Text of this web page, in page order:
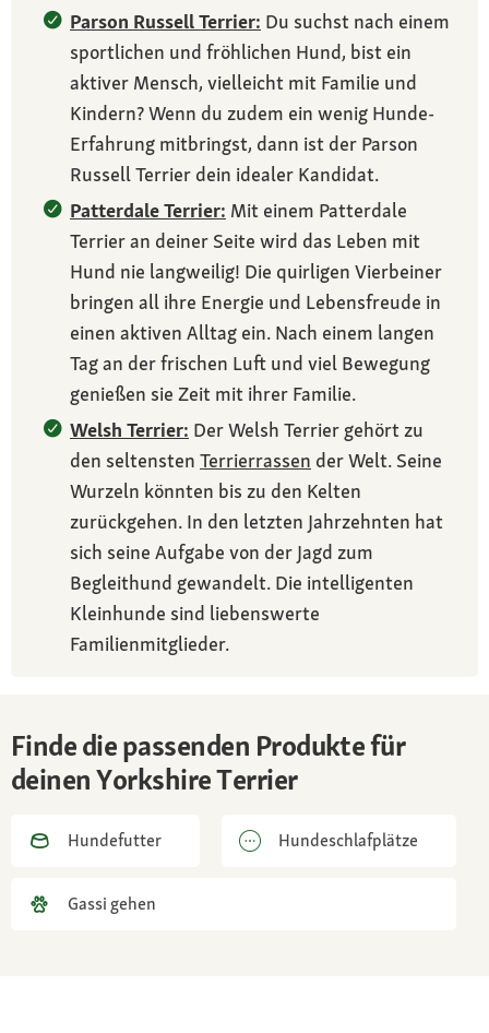
Parson Russell Terrier: Du suchst nach einem
sportlichen und fröhlichen Hund, bist ein
aktiver Mensch, vielleicht mit Familie und
Kindern? Wenn du zudem ein wenig Hunde-
Erfahrung mitbringst, dann ist der Parson
Russell Terrier dein idealer Kandidat.
Patterdale Terrier: Mit einem Patterdale
Terrier an deiner Seite wird das Leben mit
Hund nie langweilig! Die quirligen Vierbeiner
bringen all ihre Energie und Lebensfreude in
einen aktiven Alltag ein. Nach einem langen
Tag an der frischen Luft und viel Bewegung
genießen sie Zeit mit ihrer Familie.
Welsh Terrier: Der Welsh Terrier gehört zu
den seltensten Terrierrassen der Welt. Seine
Wurzeln könnten bis zu den Kelten
zurückgehen. In den letzten Jahrzehnten hat
sich seine Aufgabe von der Jagd zum
Begleithund gewandelt. Die intelligenten
Kleinhunde sind liebenswerte
Familienmitglieder.
Finde die passenden Produkte für
deinen Yorkshire Terrier
Hundefutter Hundeschlafplätze
Gassi gehen